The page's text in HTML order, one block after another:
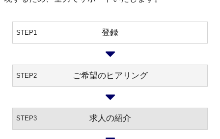
STEP1 登録
STEP2 ご希望のヒアリング
STEP3 求人の紹介